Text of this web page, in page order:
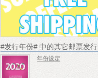
#发行年份# 中的其它邮票发行
年份设定